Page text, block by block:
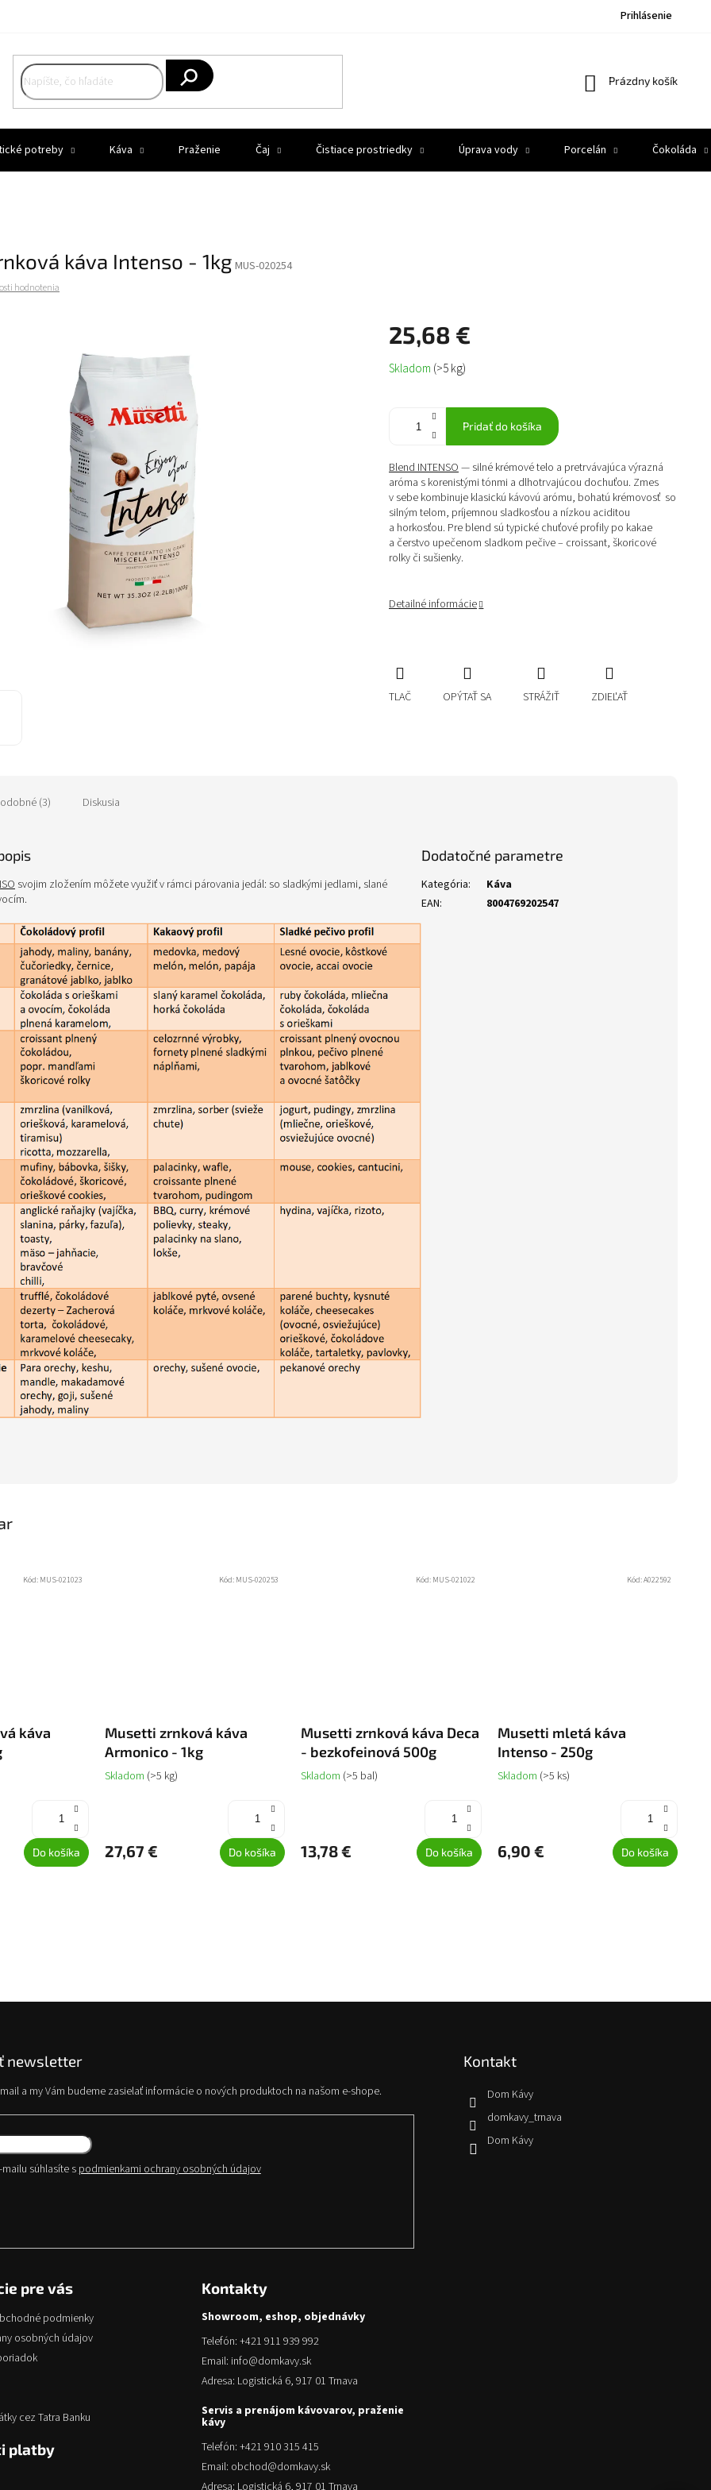
Prihlásenie
Hľadať
Nákupný
Prázdny košík
potreby Káva Praženie Čaj Čistiace prostriedky Úprava vody Porcelán Čokoláda
káva Intenso - 1kgMUS-020254
hodnotenia
25,68 €
Jednotková
cena:
Skladom (>5 kg)
Pridať do košíka
Blend INTENSO— silné krémové telo a pretrvávajúca výrazná
aróma s korenistými tónmi a dlhotrvajúcou dochuťou. Zmes
v sebe kombinuje klasickú kávovú arómu, bohatú krémovosť so
silným telom, príjemnou sladkosťou a nízkou aciditou
a horkosťou. Pre blend sú typické chuťové profily po kakae
a čerstvo upečenom sladkom pečive – croissant, škoricové
rolky či sušienky.
Detailné informácie
TLAČ OPÝTAŤ SA STRÁŽIŤ ZDIEĽAŤ
(3) Diskusia
svojim zložením môžete využiť v rámci párovania jedál: so sladkými jedlami, slané
Dodatočné parametre
Kategória:
Káva
EAN: 8004769202547
káva
Do košíka
Kód: MUS-021023
Musetti zrnková káva
Armonico - 1kg
Skladom (>5 kg)
27,67 € Do košíka
Kód: MUS-020253
Musetti zrnková káva Deca
- bezkofeinová 500g
Skladom (>5 bal)
13,78 € Do košíka
Kód: MUS-021022
Musetti mletá káva
Intenso - 250g
Skladom (>5 ks)
6,90 € Do košíka
Kód:A022592
newsletter
a my Vám budeme zasielať informácie o nových produktoch na našom e-shope.
súhlasíte spodmienkami ochrany osobných údajov
Kontakt
Dom Kávy
domkavy_trnava
Dom Kávy
pre vás
podmienky
osobných údajov
cez Tatra Banku
platby
Kontakty
Showroom, eshop, objednávky
Telefón: +421 911 939 992
Email: info@domkavy.sk
Adresa: Logistická 6, 917 01 Trnava
Servis a prenájom kávovarov, praženie
kávy
Telefón: +421 910 315 415
Email: obchod@domkavy.sk